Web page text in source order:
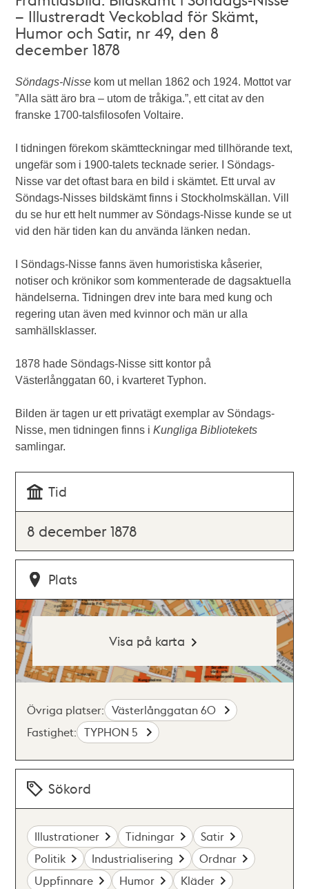
– Illustreradt Veckoblad för Skämt,
Humor och Satir, nr 49, den 8
december 1878
Söndags-Nisse kom ut mellan 1862 och 1924. Mottot var
”Alla sätt äro bra – utom de tråkiga.”, ett citat av den
franske 1700-talsfilosofen Voltaire.
I tidningen förekom skämtteckningar med tillhörande text,
ungefär som i 1900-talets tecknade serier. I Söndags-
Nisse var det oftast bara en bild i skämtet. Ett urval av
Söndags-Nisses bildskämt finns i Stockholmskällan. Vill
du se hur ett helt nummer av Söndags-Nisse kunde se ut
vid den här tiden kan du använda länken nedan.
I Söndags-Nisse fanns även humoristiska kåserier,
notiser och krönikor som kommenterade de dagsaktuella
händelserna. Tidningen drev inte bara med kung och
regering utan även med kvinnor och män ur alla
samhällsklasser.
1878 hade Söndags-Nisse sitt kontor på
Västerlånggatan 60, i kvarteret Typhon.
Bilden är tagen ur ett privatägt exemplar av Söndags-
Nisse, men tidningen finns iKungliga Bibliotekets
samlingar.
Tid
8 december 1878
Plats
Visa på karta
Övriga platser: Västerlånggatan 60
Fastighet: TYPHON 5
Sökord
Illustrationer Tidningar
Satir
Politik
Industrialisering
Ordnar
Uppfinnare
Humor Kläder